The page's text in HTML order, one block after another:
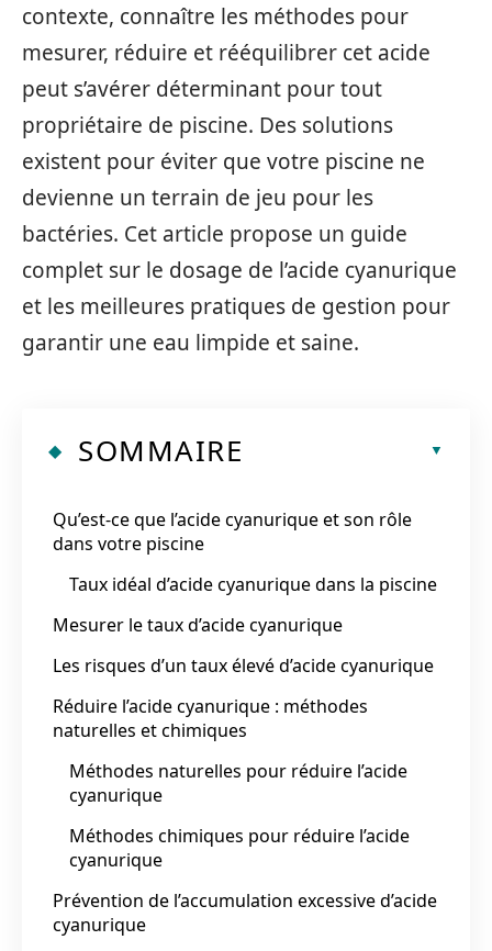
contexte, connaître les méthodes pour
mesurer, réduire et rééquilibrer cet acide
peut s’avérer déterminant pour tout
propriétaire de piscine. Des solutions
existent pour éviter que votre piscine ne
devienne un terrain de jeu pour les
bactéries. Cet article propose un guide
complet sur le dosage de l’acide cyanurique
et les meilleures pratiques de gestion pour
garantir une eau limpide et saine.
SOMMAIRE
Qu’est-ce que l’acide cyanurique et son rôle
dans votre piscine
Taux idéal d’acide cyanurique dans la piscine
Mesurer le taux d’acide cyanurique
Les risques d’un taux élevé d’acide cyanurique
Réduire l’acide cyanurique : méthodes
naturelles et chimiques
Méthodes naturelles pour réduire l’acide
cyanurique
Méthodes chimiques pour réduire l’acide
cyanurique
Prévention de l’accumulation excessive d’acide
cyanurique